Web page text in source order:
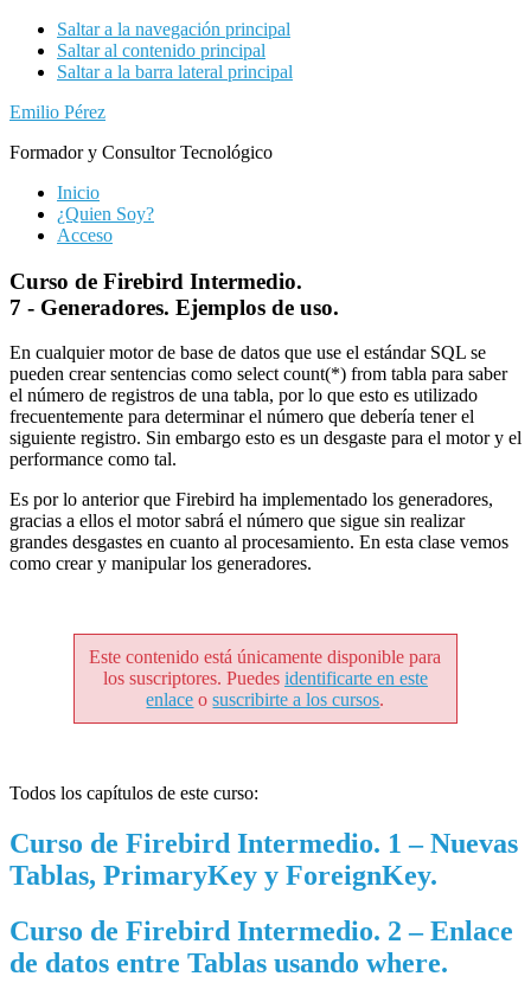
Saltar a la navegación principal
Saltar al contenido principal
Saltar a la barra lateral principal
Emilio Pérez
Formador y Consultor Tecnológico
Inicio
¿Quien Soy?
Acceso
Curso de Firebird Intermedio.
7 - Generadores. Ejemplos de uso.
En cualquier motor de base de datos que use el estándar SQL se
pueden crear sentencias como select count(*) from tabla para saber
el número de registros de una tabla, por lo que esto es utilizado
frecuentemente para determinar el número que debería tener el
siguiente registro. Sin embargo esto es un desgaste para el motor y el
performance como tal.
Es por lo anterior que Firebird ha implementado los generadores,
gracias a ellos el motor sabrá el número que sigue sin realizar
grandes desgastes en cuanto al procesamiento. En esta clase vemos
como crear y manipular los generadores.
Este contenido está únicamente disponible para
los suscriptores. Puedes identificarte en este
enlace osuscribirte a los cursos.
Todos los capítulos de este curso:
Curso de Firebird Intermedio. 1 – Nuevas
Tablas, PrimaryKey y ForeignKey.
Curso de Firebird Intermedio. 2 – Enlace
de datos entre Tablas usando where.